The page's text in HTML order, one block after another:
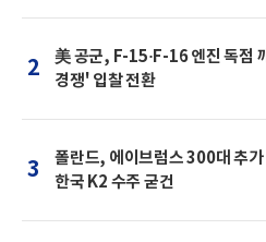
2
美 공군, F-15·F-16 엔진 독점
경쟁' 입찰 전환
3
폴란드, 에이브럼스 300대 추
한국 K2 수주 굳건